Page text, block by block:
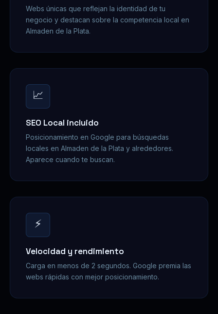
Webs únicas que reflejan la identidad de tu
negocio y destacan sobre la competencia local en
Almaden de la Plata.
📈
SEO Local incluido
Posicionamiento en Google para búsquedas
locales en Almaden de la Plata y alrededores.
Aparece cuando te buscan.
⚡
Velocidad y rendimiento
Carga en menos de 2 segundos. Google premia las
webs rápidas con mejor posicionamiento.